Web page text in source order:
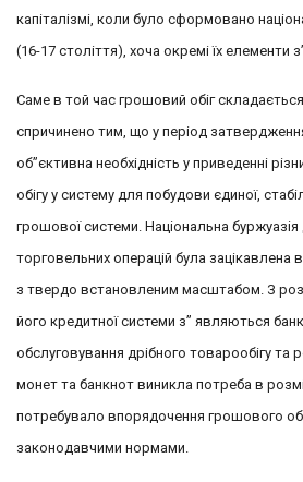
капіталізмі, коли було сформовано
(16-17 століття), хоча окремі їх елементи
Саме в той час грошовий обіг
спричинено тим, що у період
об”єктивна необхідність у приведенні
обігу у систему для побудови єдиної,
грошової системи. Національна
торговельних операцій була зацікавлена
з твердо встановленим масштабом. З
його кредитної системи з” являються
обслуговування дрібного товарообігу та
монет та банкнот виникла потреба в
потребувало впорядочення грошового
законодавчими нормами.